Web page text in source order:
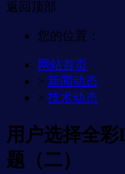
返回顶部
您的位置：
网站首页
> 新闻动态
> 技术动态
用户选择全
题（二）